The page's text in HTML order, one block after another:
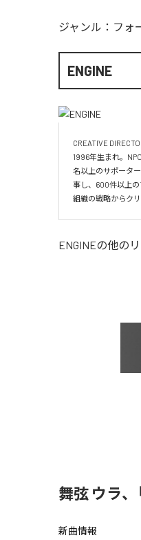
ジャンル： フォ
ENGINE
CREATIVE
1996年生まれ。
名以上のサポータ
事し、600件以上の
組織の戦略からクリ
ENGINEの他の
舞弦 ウラ、
新曲情報